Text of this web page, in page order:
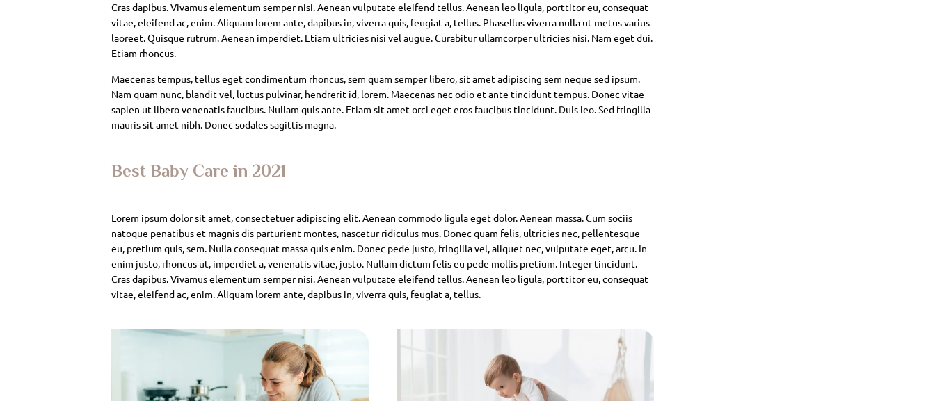
Cras dapibus. Vivamus elementum semper nisi. Aenean vulputate eleifend tellus. Aenean leo ligula, porttitor eu, consequat
vitae, eleifend ac, enim. Aliquam lorem ante, dapibus in, viverra quis, feugiat a, tellus. Phasellus viverra nulla ut metus varius
laoreet. Quisque rutrum. Aenean imperdiet. Etiam ultricies nisi vel augue. Curabitur ullamcorper ultricies nisi. Nam eget dui.
Etiam rhoncus.
Maecenas tempus, tellus eget condimentum rhoncus, sem quam semper libero, sit amet adipiscing sem neque sed ipsum.
Nam quam nunc, blandit vel, luctus pulvinar, hendrerit id, lorem. Maecenas nec odio et ante tincidunt tempus. Donec vitae
sapien ut libero venenatis faucibus. Nullam quis ante. Etiam sit amet orci eget eros faucibus tincidunt. Duis leo. Sed fringilla
mauris sit amet nibh. Donec sodales sagittis magna.
Best Baby Care in 2021
Lorem ipsum dolor sit amet, consectetuer adipiscing elit. Aenean commodo ligula eget dolor. Aenean massa. Cum sociis
natoque penatibus et magnis dis parturient montes, nascetur ridiculus mus. Donec quam felis, ultricies nec, pellentesque
eu, pretium quis, sem. Nulla consequat massa quis enim. Donec pede justo, fringilla vel, aliquet nec, vulputate eget, arcu. In
enim justo, rhoncus ut, imperdiet a, venenatis vitae, justo. Nullam dictum felis eu pede mollis pretium. Integer tincidunt.
Cras dapibus. Vivamus elementum semper nisi. Aenean vulputate eleifend tellus. Aenean leo ligula, porttitor eu, consequat
vitae, eleifend ac, enim. Aliquam lorem ante, dapibus in, viverra quis, feugiat a, tellus.